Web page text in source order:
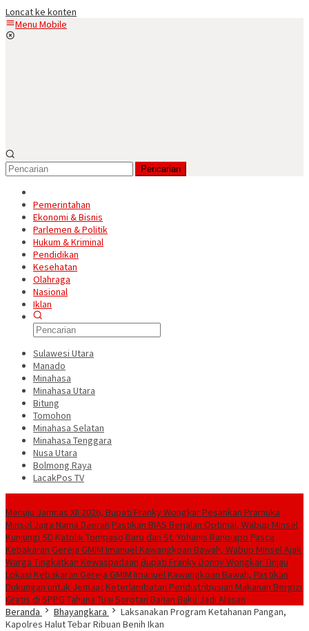
Loncat ke konten
Menu Mobile
Pencarian
Pemerintahan
Ekonomi & Bisnis
Parlemen & Politik
Hukum & Kriminal
Pendidikan
Kesehatan
Olahraga
Nasional
Iklan
Sulawesi Utara
Manado
Minahasa
Minahasa Utara
Bitung
Tomohon
Minahasa Selatan
Minahasa Tenggara
Nusa Utara
Bolmong Raya
LacakPos TV
Menuju Jamnas XII 2026, Bupati Franky Wongkar Pesankan Pramuka
Minsel Jaga Nama Daerah Pastikan BIAS Berjalan Optimal, Wabup Minsel
Kunjungi SD Katolik Tompaso Baru dan St. Yohanis Ranoiapo Pasca
Kebakaran Gereja GMIM Imanuel Kawangkoan Bawah, Wabup Minsel Ajak
Warga Tingkatkan Kewaspadaan Bupati Franky Donny Wongkar Tinjau
Lokasi Kebakaran Gereja GMIM Imanuel Kawangkoan Bawah, Pastikan
Dukungan untuk Jemaat‎Keterlambatan Pendistribusian Makanan Bergizi
Gratis di SPPG Tahuna Tuai Sorotan Bahan Baku Jadi Alasan
Beranda
Bhayangkara
Laksanakan Program Ketahanan Pangan,
Kapolres Halut Tebar Ribuan Benih Ikan